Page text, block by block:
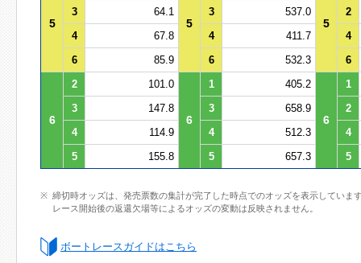
5 5 5
3
64.1 3 537.0
2
4
67.8 4 411.7
4
6
85.9 6 532.3 6
6
2 101.0
6
1 405.2
6
1
3
147.8 3 658.9
2
4
114.9 4 512.3
4
5
155.8 5 657.3 5
締切時オッズは、発売票数の集計が完了した時点でのオッズを表示していま
レース開始後の返還欠場等によるオッズの変動は反映されません。
ボートレースガイドはこちら